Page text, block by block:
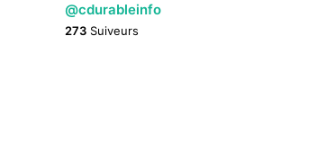
@cdurableinfo
273 Suiveurs